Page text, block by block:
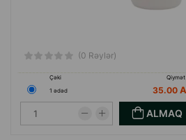
(0 Rəylər)
Çəki Qiymət
1 ədəd
35.00
ALMAQ